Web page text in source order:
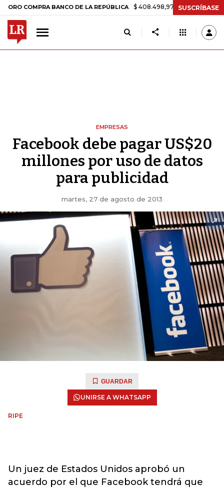
BANCO DE LA REPÚBLICA $ 408.498,97 +$ 8.753,81 +2,19%
SUSCRÍBASE
EMPRESAS
Facebook debe pagar US$20
millones por uso de datos
para publicidad
martes, 27 de agosto de 2013
GUARDAR
UNIRSE A WHATSAPP
RIPE
Un juez de Estados Unidos aprobó un
acuerdo por el que Facebook tendrá que